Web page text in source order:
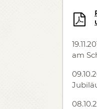
am